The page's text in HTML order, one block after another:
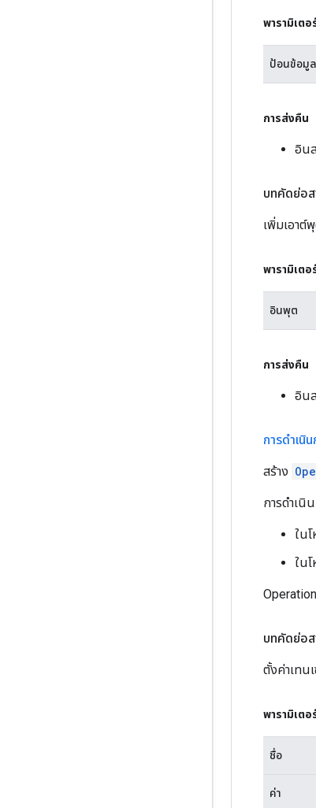
พารามิเตอ
ป้อนข้อมูล
การส่งคืน
อิน
บทคัดย่อ
เพิ่มเอาต์
พารามิเตอ
อินพุต
การส่งคืน
อิน
การดำเนิน
สร้าง
การดำเนิ
ใน
ใน
บทคัดย่อ
ตั้งค่าเทน
พารามิเตอ
ชื่อ
ค่า